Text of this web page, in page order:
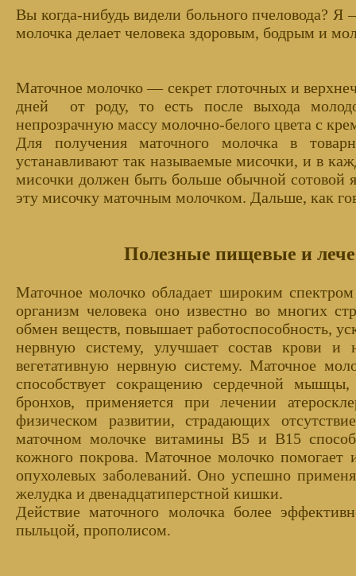
Вы когда-нибудь видели больного пчеловода?
молочка делает человека здоровым, бодрым и
Маточное молочко — секрет глоточных и
дней от роду, то есть после выхода
непрозрачную массу молочно-белого цвета с
Для получения маточного молочка в
устанавливают так называемые мисочки, и в
мисочки должен быть больше обычной сотовой
эту мисочку маточным молочком. Дальше, как
Полезные пищевые и
Маточное молочко обладает широким
организм человека оно известно во многих
обмен веществ, повышает работоспособность,
нервную систему, улучшает состав крови и
вегетативную нервную систему. Маточное
способствует сокращению сердечной
бронхов, применяется при лечении
физическом развитии, страдающих
маточном молочке витамины В5 и В15
кожного покрова. Маточное молочко помогает
опухолевых заболеваний. Оно успешно
желудка и двенадцатиперстной кишки.
Действие маточного молочка более
пыльцой, прополисом.